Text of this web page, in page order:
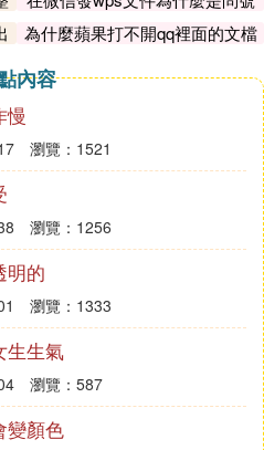
為什麼蘋果打不開qq裡面的文檔
內容
慢
瀏覽：1521
瀏覽：1256
明的
瀏覽：1333
生生氣
瀏覽：587
變顏色